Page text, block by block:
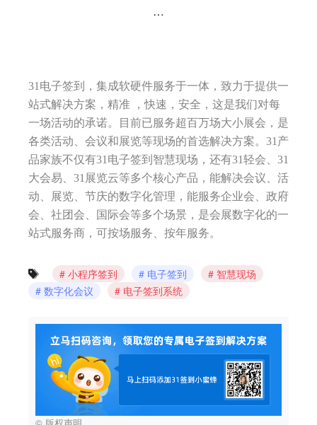
…
31电子签到，集成软硬件服务于一体，致力于提供一
站式解决方案，精准 ，快速，安全，这是我们对每
一场活动的承诺。目前已服务超百万场大小展会，是
各类活动、会议和展览等现场的首选解决方案。31产
品家族不仅有31电子签到智慧现场，还有31轻会、31
大会易、31展览云等多个核心产品，能解决会议、活
动、展览、节庆的数字化管理，能服务企业会、政府
会、社团会、国际会等多个场景，是会展数字化的一
站式服务商，可按场服务、按年服务。
小程序签到 电子签到
智慧现场
数字化会议
电子签到系统